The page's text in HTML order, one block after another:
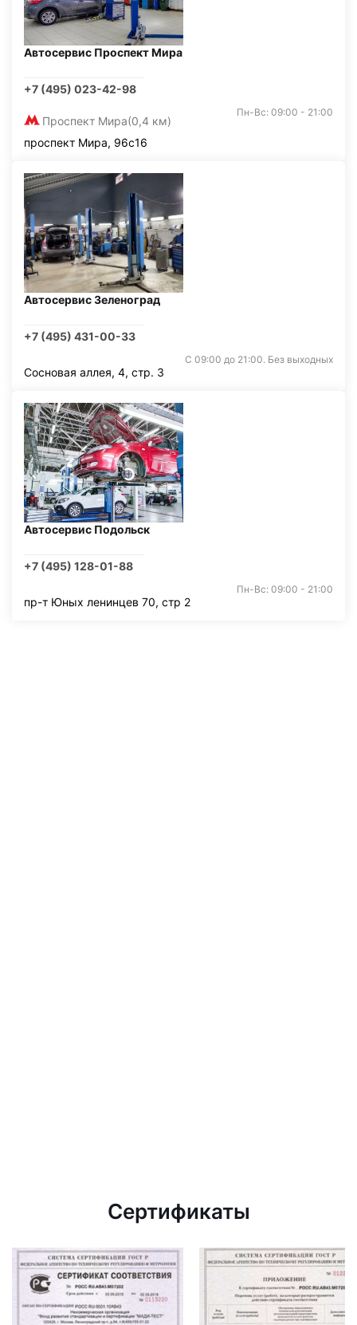
Автосервис Проспект Мира
+7 (495) 023-42-98
Проспект Мира(0,4 км)
Пн-Вс: 09:00 - 21:00
проспект Мира, 96с16
Автосервис Зеленоград
+7 (495) 431-00-33
С 09:00 до 21:00. Без выходных
Сосновая аллея, 4, стр. 3
Автосервис Подольск
+7 (495) 128-01-88
Пн-Вс: 09:00 - 21:00
пр-т Юных ленинцев 70, стр 2
Сертификаты